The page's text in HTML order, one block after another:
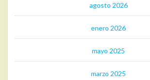
agosto 2026
enero 2026
mayo 2025
marzo 2025